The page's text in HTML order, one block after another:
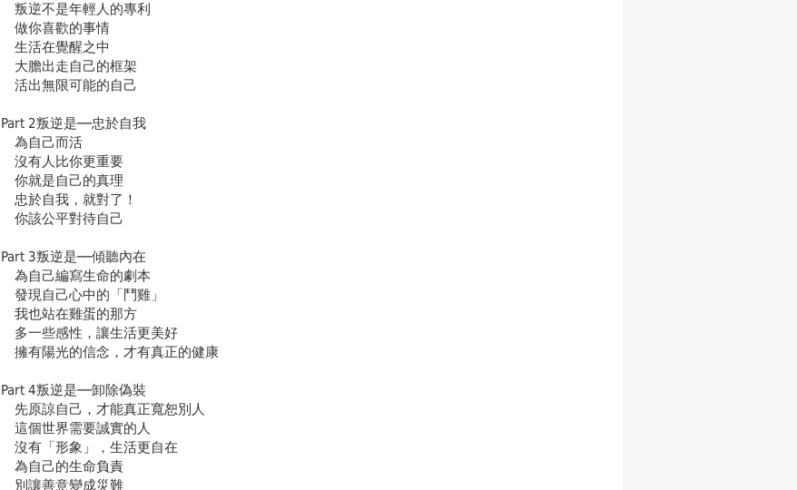
叛逆不是年輕人的專利
做你喜歡的事情
生活在覺醒之中
大膽出走自己的框架
活出無限可能的自己
Part 2叛逆是──忠於自我
為自己而活
沒有人比你更重要
你就是自己的真理
忠於自我，就對了！
你該公平對待自己
Part 3叛逆是──傾聽內在
為自己編寫生命的劇本
發現自己心中的「鬥雞」
我也站在雞蛋的那方
多一些感性，讓生活更美好
擁有陽光的信念，才有真正的健康
Part 4叛逆是──卸除偽裝
先原諒自己，才能真正寬恕別人
這個世界需要誠實的人
沒有「形象」，生活更自在
為自己的生命負責
別讓善意變成災難